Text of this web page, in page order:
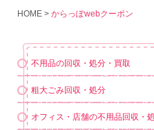
HOME > からっぽwebクーポン
不用品の回収・処分・買取
粗大ごみ回収・処分
オフィス・店舗の不用品回収・